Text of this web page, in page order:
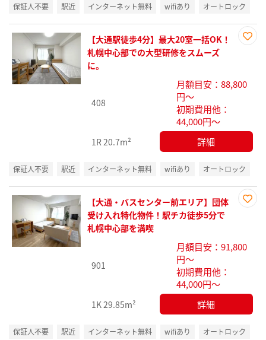
保証人不要 駅近 インターネット無料 wifiあり オートロック
録
【大通駅徒歩4分】最大20室一括OK！
札幌中心部での大型研修をスムーズ
に。
408
月額目安：88,800
円～
初期費用他：
44,000円～
1R 20.7m² 詳細
保証人不要 駅近 インターネット無料 wifiあり オートロック
録
【大通・バスセンター前エリア】団体
受け入れ特化物件！駅チカ徒歩5分で
札幌中心部を満喫
901
月額目安：91,800
円～
初期費用他：
44,000円～
1K29.85m² 詳細
保証人不要 駅近 インターネット無料 wifiあり オートロック